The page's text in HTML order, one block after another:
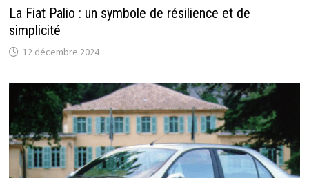
La Fiat Palio : un symbole de résilience et de
simplicité
12 décembre 2024